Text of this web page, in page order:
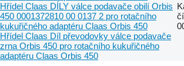
Hřídel Claas DÍLY válce podavače obilí Orbis
450 0001372810 00 0137 2 pro rotačního
kukuřičného adaptéru Claas Orbis 450
Hřídel Claas Díl převodovky válce podavače
zrna Orbis 450 pro rotačního kukuřičného
adaptéru Claas Orbis 450